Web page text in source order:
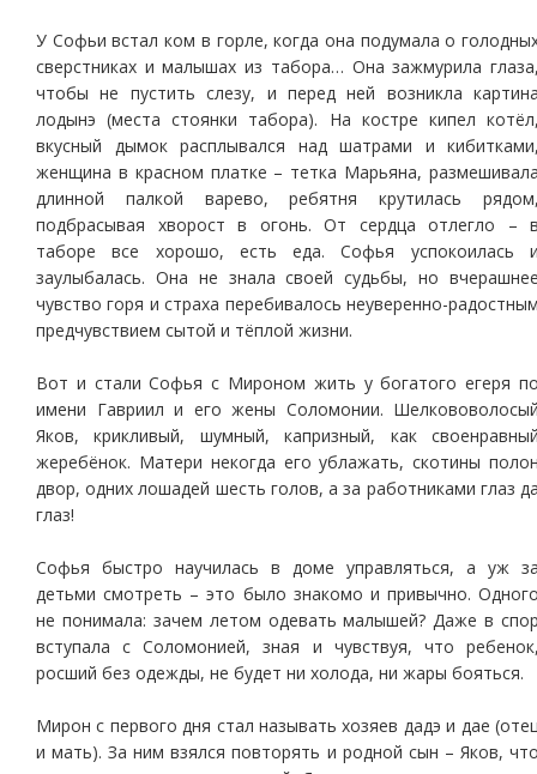
У Софьи встал ком в горле, когда она подумала о
сверстниках и малышах из табора… Она зажмурила
чтобы не пустить слезу, и перед ней возникла
лодынэ (места стоянки табора). На костре кипел
вкусный дымок расплывался над шатрами и
женщина в красном платке – тетка Марьяна,
длинной палкой варево, ребятня крутилась
подбрасывая хворост в огонь. От сердца отлегло –
таборе все хорошо, есть еда. Софья успокоилась
заулыбалась. Она не знала своей судьбы, но
чувство горя и страха перебивалось неуверенно-
предчувствием сытой и тёплой жизни.
Вот и стали Софья с Мироном жить у богатого егеря
имени Гавриил и его жены Соломонии.
Яков, крикливый, шумный, капризный, как
жеребёнок. Матери некогда его ублажать, скотины
двор, одних лошадей шесть голов, а за работниками глаз
глаз!
Софья быстро научилась в доме управляться, а уж
детьми смотреть – это было знакомо и привычно.
не понимала: зачем летом одевать малышей? Даже в
вступала с Соломонией, зная и чувствуя, что
росший без одежды, не будет ни холода, ни жары бояться.
Мирон с первого дня стал называть хозяев дадэ и дае
и мать). За ним взялся повторять и родной сын – Яков,